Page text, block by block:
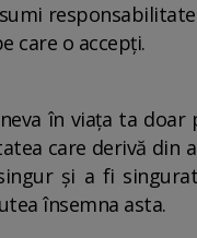
care o accepți.
în viața ta
care derivă din
și a fi
însemna asta.